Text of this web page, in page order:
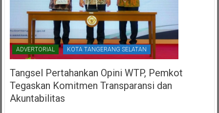
ADVERTORIAL KOTA TANGERANG SELATAN
Tangsel Pertahankan Opini WTP, Pemkot
Tegaskan Komitmen Transparansi dan
Akuntabilitas